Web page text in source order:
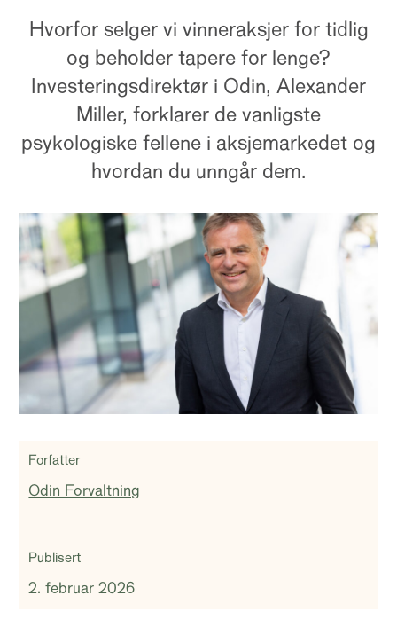
Hvorfor selger vi vinneraksjer for tidlig
og beholder tapere for lenge?
Investeringsdirektør i Odin, Alexander
Miller, forklarer de vanligste
psykologiske fellene i aksjemarkedet og
hvordan du unngår dem.
Forfatter
Odin Forvaltning
Publisert
2. februar 2026